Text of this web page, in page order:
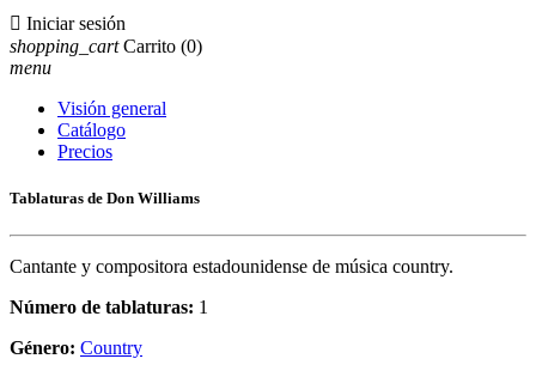
 Iniciar sesión
shopping_cart Carrito (0)
menu
Visión general
Catálogo
Precios
Tablaturas de Don Williams
Cantante y compositora estadounidense de música country.
Número de tablaturas: 1
Género: Country